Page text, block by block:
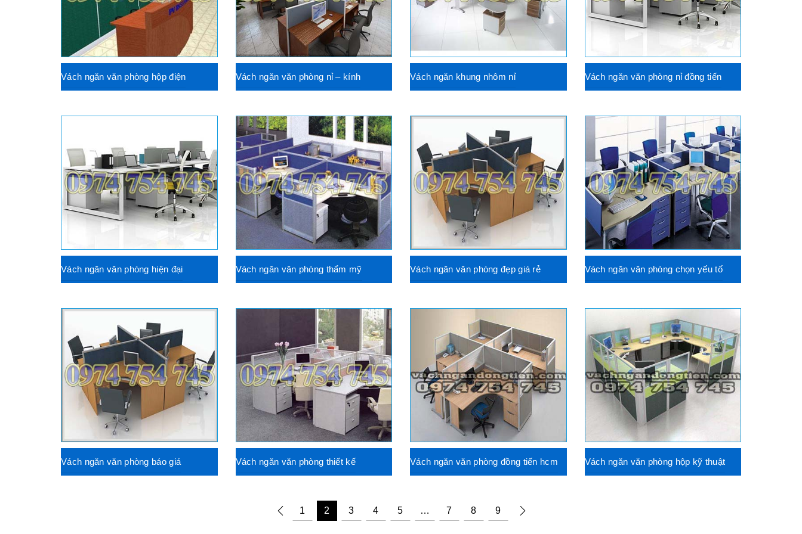
Vách ngăn văn phòng hộp điện Vách ngăn văn phòng nỉ – kính Vách ngăn khung nhôm nỉ Vách ngăn văn phòng nỉ đồng tiến
Vách ngăn văn phòng hiện đại Vách ngăn văn phòng thẩm mỹ Vách ngăn văn phòng đẹp giá rẻ Vách ngăn văn phòng chọn yếu tố
Vách ngăn văn phòng báo giá Vách ngăn văn phòng thiết kế Vách ngăn văn phòng đồng tiến hcm Vách ngăn văn phòng hộp kỹ thuật
1 2 3 4 5 … 7 8 9